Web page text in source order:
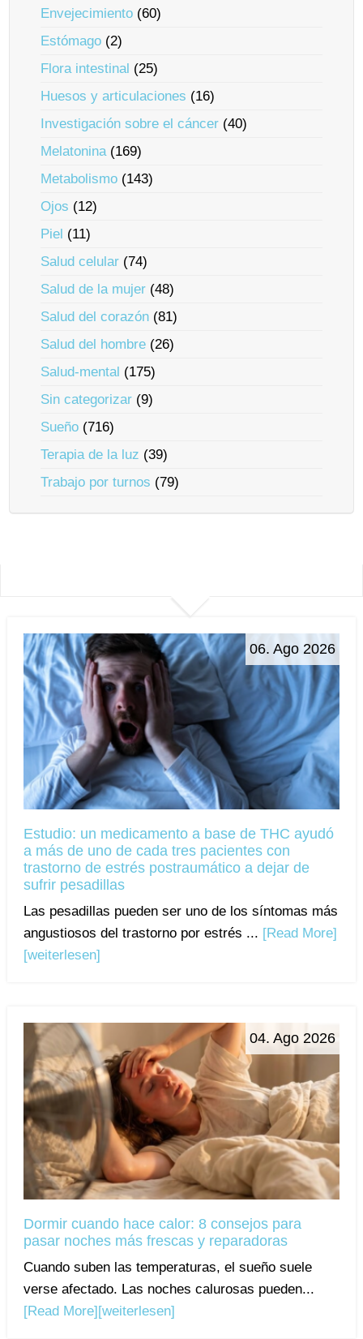
Envejecimiento (60)
Estómago (2)
Flora intestinal (25)
Huesos y articulaciones (16)
Investigación sobre el cáncer (40)
Melatonina(169)
Metabolismo (143)
Ojos (12)
Piel (11)
Salud celular (74)
Salud de la mujer (48)
Salud del corazón (81)
Salud del hombre (26)
Salud-mental (175)
Sin categorizar (9)
Sueño (716)
Terapia de la luz (39)
Trabajo por turnos (79)
06. Ago 2026
Estudio: un medicamento a base de THC ayudó
a más de uno de cada tres pacientes con
trastorno de estrés postraumático a dejar de
sufrir pesadillas
Las pesadillas pueden ser uno de los síntomas más
angustiosos del trastorno por estrés ... [Read More]
[weiterlesen]
04. Ago 2026
Dormir cuando hace calor: 8 consejos para
pasar noches más frescas y reparadoras
Cuando suben las temperaturas, el sueño suele
verse afectado. Las noches calurosas pueden...
[Read More] [weiterlesen]